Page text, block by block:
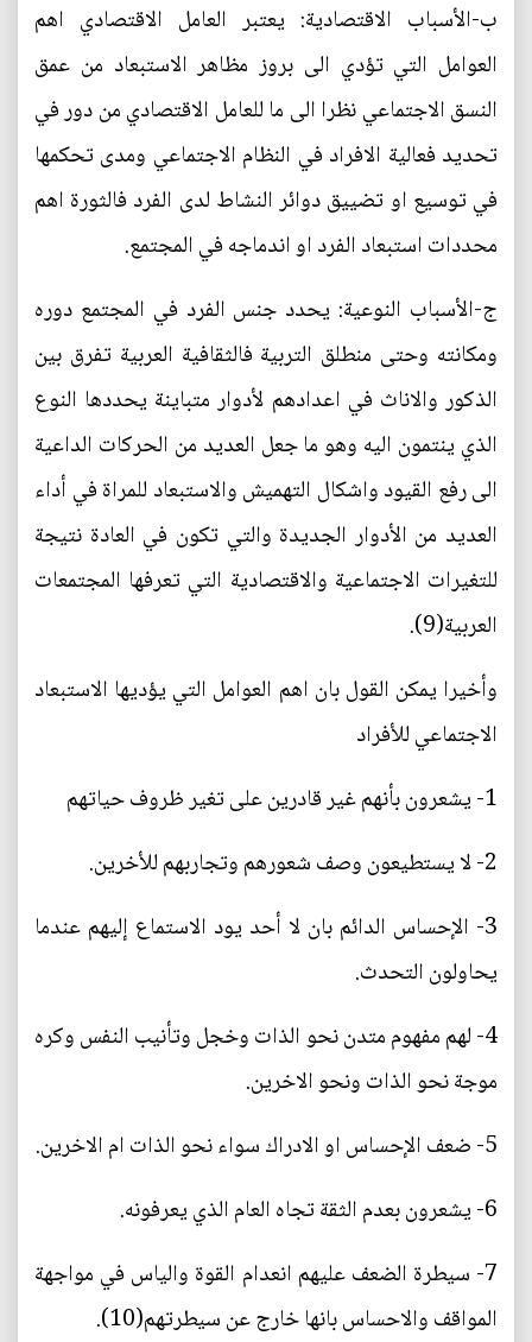
ب-الأسباب الاقتصادية: يعتبر العامل الاقتصادي اهم
العوامل التي تؤدي الى بروز مظاهر الاستبعاد من عمق
النسق الاجتماعي نظرا الى ما للعامل الاقتصادي من دور في
تحديد فعالية الافراد في النظام الاجتماعي ومدى تحكمها
في توسيع او تضييق دوائر النشاط لدى الفرد فالثورة اهم
محددات استبعاد الفرد او اندماجه في المجتمع.
ج-الأسباب النوعية: يحدد جنس الفرد في المجتمع دوره
ومكانته وحتى منطلق التربية فالثقافية العربية تفرق بين
الذكور والاناث في اعدادهم لأدوار متباينة يحددها النوع
الذي ينتمون اليه وهو ما جعل العديد من الحركات الداعية
الى رفع القيود واشكال التهميش والاستبعاد للمراة في أداء
العديد من الأدوار الجديدة والتي تكون في العادة نتيجة
للتغيرات الاجتماعية والاقتصادية التي تعرفها المجتمعات
العربية(9).
وأخيرا يمكن القول بان اهم العوامل التي يؤديها الاستبعاد
الاجتماعي للأفراد
1- يشعرون بأنهم غير قادرين على تغير ظروف حياتهم
2- لا يستطيعون وصف شعورهم وتجاربهم للأخرين.
3- الإحساس الدائم بان لا أحد يود الاستماع إليهم عندما
يحاولون التحدث.
4- لهم مفهوم متدن نحو الذات وخجل وتأنيب النفس وكره
موجة نحو الذات ونحو الاخرين.
5- ضعف الإحساس او الادراك سواء نحو الذات ام الاخرين.
6- يشعرون بعدم الثقة تجاه العام الذي يعرفونه.
7- سيطرة الضعف عليهم انعدام القوة والياس في مواجهة
المواقف والاحساس بانها خارج عن سيطرتهم(10).